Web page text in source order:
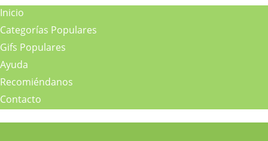
Inicio
Categorías Populares
Gifs Populares
Ayuda
Recomiéndanos
Contacto